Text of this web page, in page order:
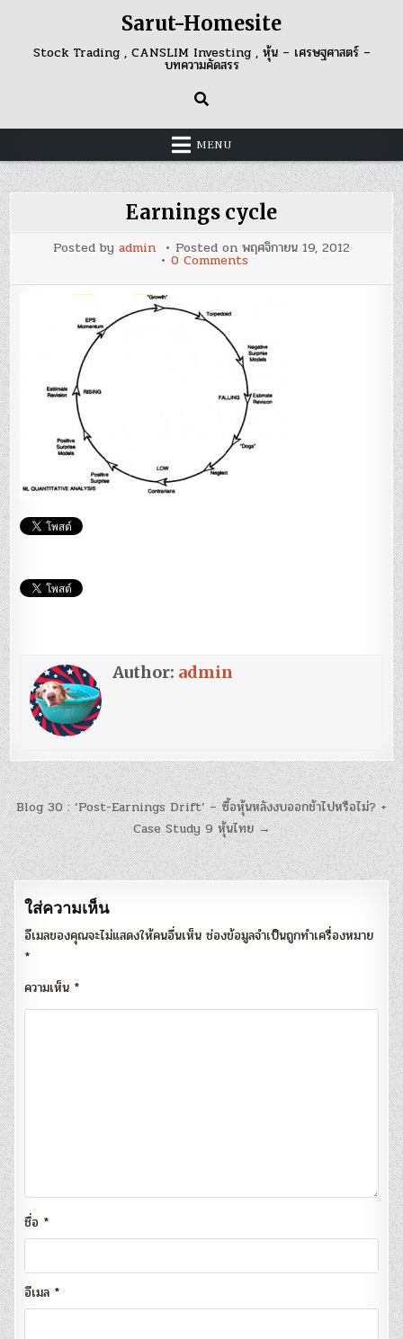
content
Sarut-Homesite
Stock Trading , CANSLIM Investing , หุ้น – เศรษฐศาสตร์ –
บทความคัดสรร
MENU
Earnings cycle
Posted by admin Posted on พฤศจิกายน 19, 2012
0 Commentson
cycle
Author: admin
แนะแนว
เรื่อง
Blog 30 : ‘Post-Earnings Drift’ – ซื้อหุ้นหลังงบออกช้าไปหรือไม่? +
Case Study 9 หุ้นไทย →
ใส่ความเห็น
อีเมลของคุณจะไม่แสดงให้คนอื่นเห็น ช่องข้อมูลจำเป็นถูกทำเครื่องหมาย
*
ความเห็น *
ชื่อ *
อีเมล *